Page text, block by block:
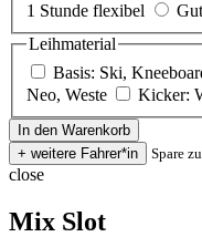
1 Stunde flexibel
Leihmaterial
Basis: Ski,
Neo, Weste
Kicker:
Spare
close
Mix Slot